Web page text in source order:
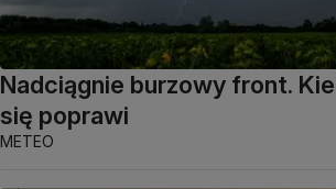
Nadciągnie burzowy front.
się poprawi
METEO